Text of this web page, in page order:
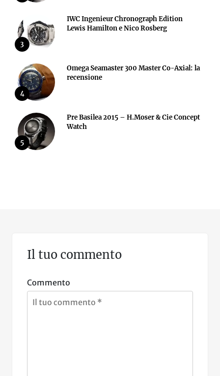
3
IWC Ingenieur Chronograph Edition
Lewis Hamilton e Nico Rosberg
4
Omega Seamaster 300 Master Co-Axial: la
recensione
5
Pre Basilea 2015 – H.Moser & Cie Concept
Watch
Il tuo commento
Commento